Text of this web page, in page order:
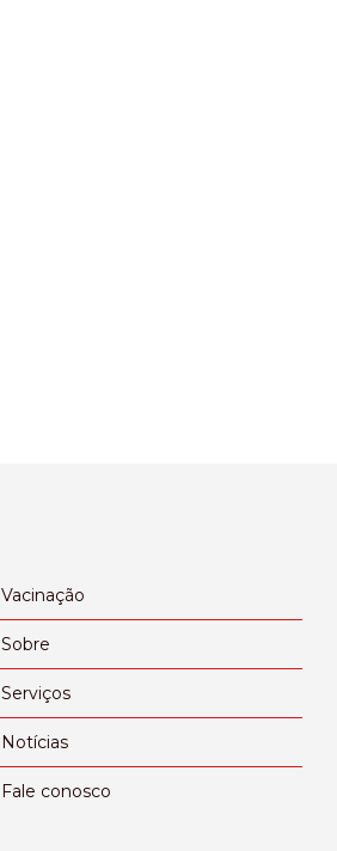
Vacinação
Sobre
Serviços
Notícias
Fale conosco